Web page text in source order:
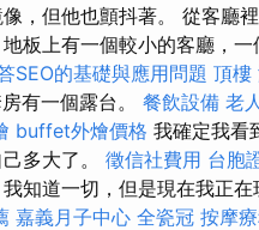
，但他也顫抖著。 從客廳
板上有一個較小的客廳，一
SEO的基礎與應用問題 頂樓
有一個露台。 餐飲設備 老
buffet外燴價格 我確定我看
多大了。 徵信社費用 台胞
知道一切，但是現在我正在
嘉義月子中心 全瓷冠 按摩